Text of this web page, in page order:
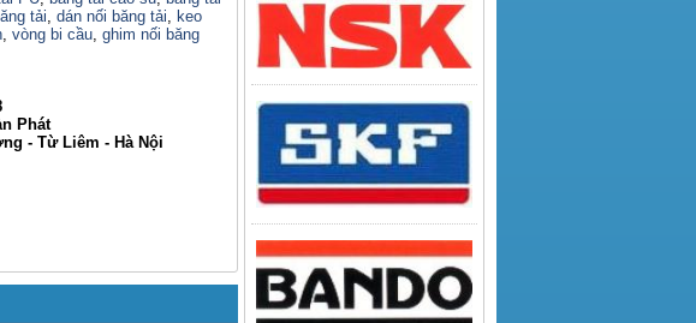
tải, dán nối băng tải, keo
, vòng bi cầu, ghim nối băng
Phát
- Từ Liêm - Hà Nội